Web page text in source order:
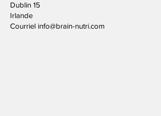
Dublin 15
Irlande
Courriel info@brain-nutri.com